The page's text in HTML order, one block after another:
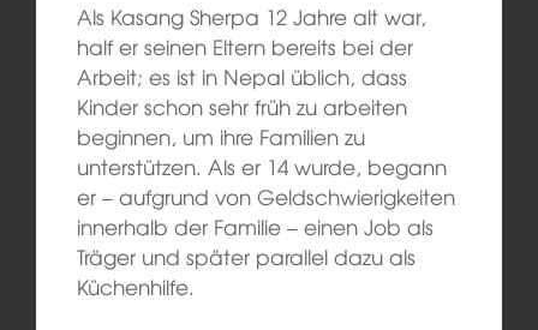
Als Kasang Sherpa 12 Jahre alt war,
half er seinen Eltern bereits bei der
Arbeit; es ist in Nepal üblich, dass
Kinder schon sehr früh zu arbeiten
beginnen, um ihre Familien zu
unterstützen. Als er 14 wurde, begann
er – aufgrund von Geldschwierigkeiten
innerhalb der Familie – einen Job als
Träger und später parallel dazu als
Küchenhilfe.